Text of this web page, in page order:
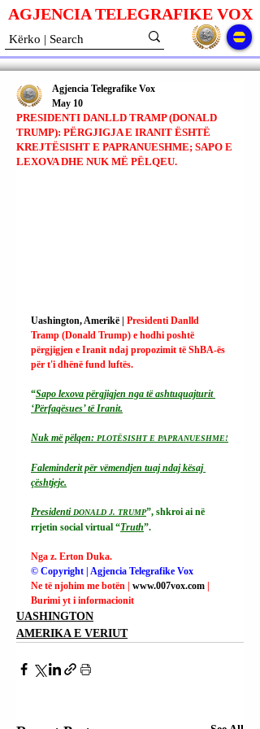
AGJENCIA TELEGRAFIKE VOX
PRESIDENTI DANLLD TRAMP (DONALD
TRUMP): PËRGJIGJA E IRANIT ËSHTË
KREJTËSISHT E PAPRANUESHME; SAPO E
LEXOVA DHE NUK MË PËLQEU.
Agjencia Telegrafike Vox
May 10
Uashington, Amerikë | Presidenti Danlld
Tramp (Donald Trump) e hodhi poshtë
përgjigjen e Iranit ndaj propozimit të ShBA-ës
për t'i dhënë fund luftës.
“Sapo lexova përgjigjen nga të ashtuquajturit
‘Përfaqësues’ të Iranit.
Nuk më pëlqen: PLOTËSISHT E PAPRANUESHME!
Faleminderit për vëmendjen tuaj ndaj kësaj
çështjeje.
Presidenti DONALD J. TRUMP”, shkroi ai në
rrjetin social virtual “Truth”.
Nga z. Erton Duka.
© Copyright | Agjencia Telegrafike Vox
Ne të njohim me botën | www.007vox.com |
Burimi yt i informacionit
UASHINGTON
AMERIKA E VERIUT